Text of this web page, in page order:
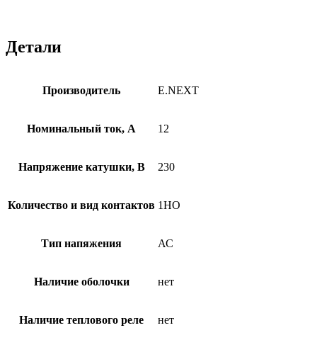
Детали
Производитель E.NEXT
Номинальный ток, А 12
Напряжение катушки, В 230
Количество и вид контактов 1НО
Тип напяжения АС
Наличие оболочки нет
Наличие теплового реле нет